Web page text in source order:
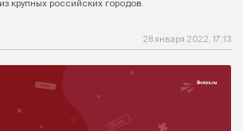
крупных российских городов.
28 января 2022, 17:13